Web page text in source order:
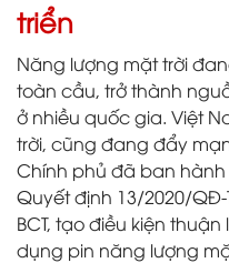
triển
Năng lượng mặt trời
toàn cầu, trở thành
ở nhiều quốc gia. Việt
trời, cũng đang đẩy
Chính phủ đã ban
Quyết định 13/2020/QĐ-
BCT, tạo điều kiện
dụng pin năng lượng